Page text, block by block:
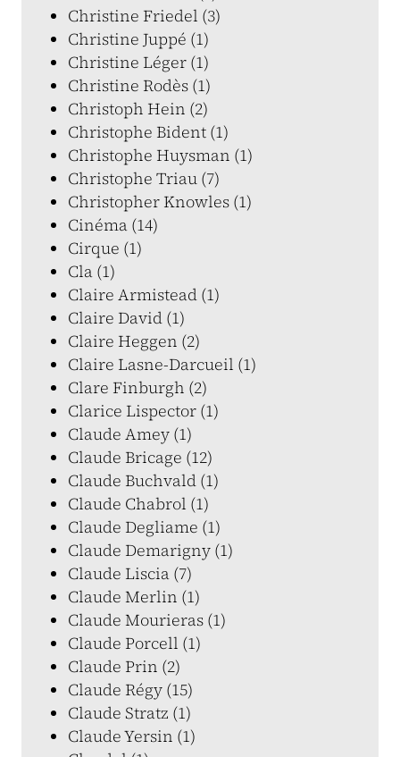
Christine Friedel (3)
Christine Juppé (1)
Christine Léger (1)
Christine Rodès (1)
Christoph Hein (2)
Christophe Bident (1)
Christophe Huysman (1)
Christophe Triau (7)
Christopher Knowles (1)
Cinéma (14)
Cirque (1)
Cla (1)
Claire Armistead (1)
Claire David (1)
Claire Heggen (2)
Claire Lasne-Darcueil (1)
Clare Finburgh (2)
Clarice Lispector (1)
Claude Amey (1)
Claude Bricage (12)
Claude Buchvald (1)
Claude Chabrol (1)
Claude Degliame (1)
Claude Demarigny (1)
Claude Liscia (7)
Claude Merlin (1)
Claude Mourieras (1)
Claude Porcell (1)
Claude Prin (2)
Claude Régy (15)
Claude Stratz (1)
Claude Yersin (1)